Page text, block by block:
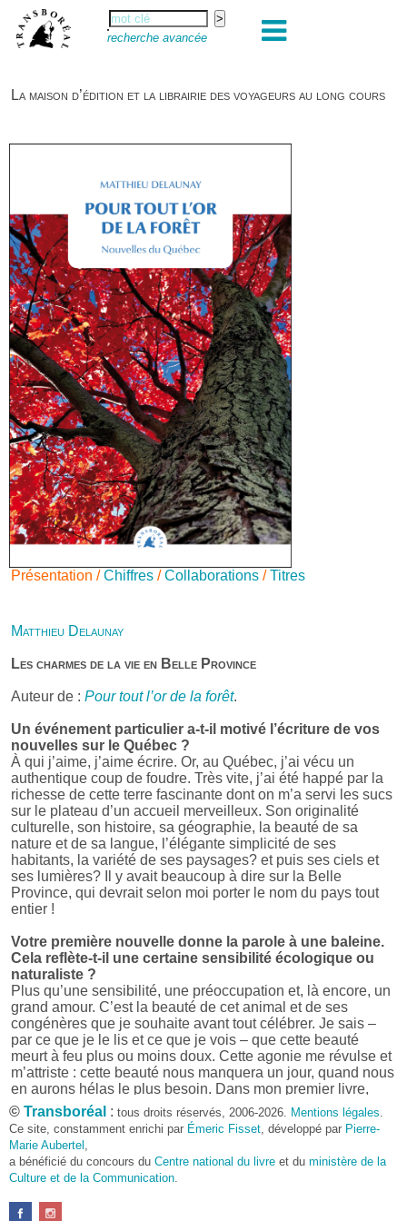
recherche avancée
La maison d’édition et la librairie des voyageurs au long cours
Présentation /Chiffres /Collaborations /Titres
Matthieu Delaunay
Les charmes de la vie en Belle Province
Auteur de : Pour tout l’or de la forêt.
Un événement particulier a-t-il motivé l’écriture de vos
nouvelles sur le Québec ?
À qui j’aime, j’aime écrire. Or, au Québec, j’ai vécu un
authentique coup de foudre. Très vite, j’ai été happé par la
richesse de cette terre fascinante dont on m’a servi les sucs
sur le plateau d’un accueil merveilleux. Son originalité
culturelle, son histoire, sa géographie, la beauté de sa
nature et de sa langue, l’élégante simplicité de ses
habitants, la variété de ses paysages? et puis ses ciels et
ses lumières? Il y avait beaucoup à dire sur la Belle
Province, qui devrait selon moi porter le nom du pays tout
entier !
Votre première nouvelle donne la parole à une baleine.
Cela reflète-t-il une certaine sensibilité écologique ou
naturaliste ?
Plus qu’une sensibilité, une préoccupation et, là encore, un
grand amour. C’est la beauté de cet animal et de ses
congénères que je souhaite avant tout célébrer. Je sais –
par ce que je le lis et ce que je vois – que cette beauté
meurt à feu plus ou moins doux. Cette agonie me révulse et
m’attriste : cette beauté nous manquera un jour, quand nous
en aurons hélas le plus besoin. Dans mon premier livre,
j’avais pris goût à me mettre dans la peau d’une bête. Outre
l’intérêt de l’exercice littéraire, il me semble que cela peut
être un bon moyen pour transmettre certains messages.
Pourquoi avoir choisi le format des nouvelles plutôt
qu’un autre ?
D’abord parce que j’aime (décidément!) en lire !
© Transboréal : tous droits réservés, 2006-2026. Mentions légales
Ce site, constamment enrichi par Émeric Fisset , développé par Pierre-
Marie Aubertel
a bénéficié du concours du Centre national du livre et du ministère de la
Culture et de la Communication